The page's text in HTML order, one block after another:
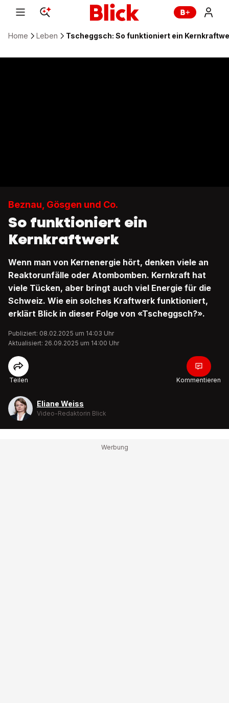
Home Leben Tscheggsch: So funktioniert ein
Beznau, Gösgen und Co.
So funktioniert ein
Kernkraftwerk
Wenn man von Kernenergie hört, denken viele an
Reaktorunfälle oder Atombomben. Kernkraft hat
viele Tücken, aber bringt auch viel Energie für die
Schweiz. Wie ein solches Kraftwerk funktioniert,
erklärt Blick in dieser Folge von «Tscheggsch?».
Publiziert: 08.02.2025 um 14:03 Uhr
Aktualisiert: 26.09.2025 um 14:00 Uhr
Teilen Kommentieren
Eliane Weiss
Video-Redaktorin Blick